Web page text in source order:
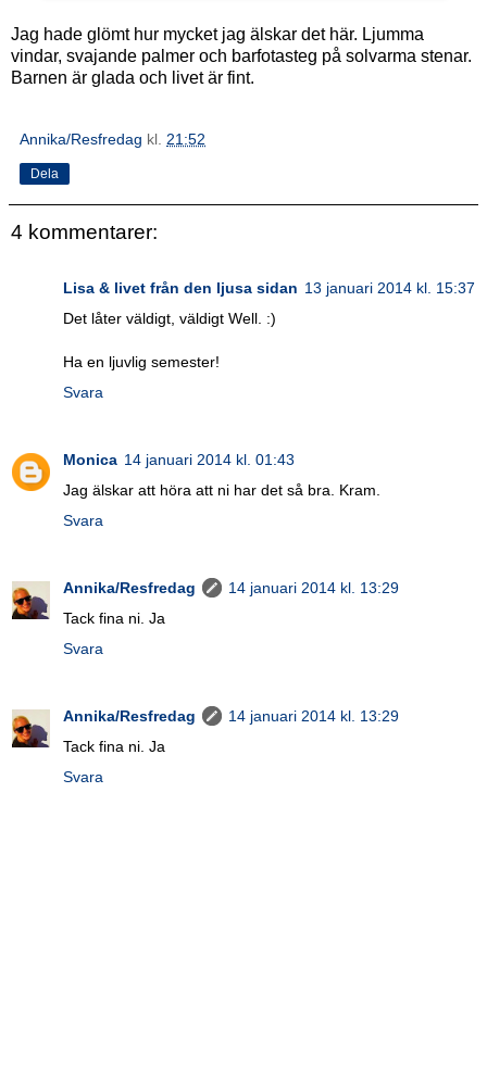
Jag hade glömt hur mycket jag älskar det här. Ljumma
vindar, svajande palmer och barfotasteg på solvarma stenar.
Barnen är glada och livet är fint.
Annika/Resfredag kl. 21:52
Dela
4 kommentarer:
Lisa & livet från den ljusa sidan 13 januari 2014 kl. 15:37
Det låter väldigt, väldigt Well. :)
Ha en ljuvlig semester!
Svara
Monica 14 januari 2014 kl. 01:43
Jag älskar att höra att ni har det så bra. Kram.
Svara
Annika/Resfredag
14 januari 2014 kl. 13:29
Tack fina ni. Ja
Svara
Annika/Resfredag
14 januari 2014 kl. 13:29
Tack fina ni. Ja
Svara